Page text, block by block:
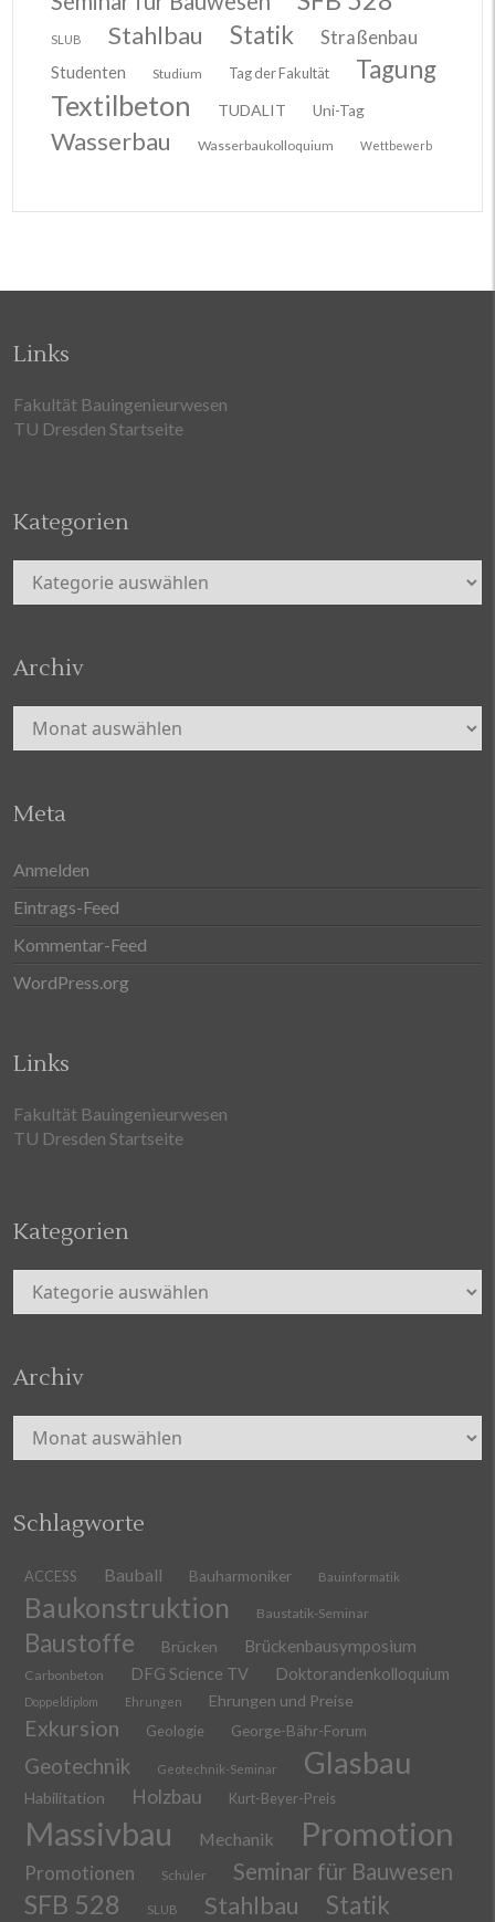
SLUB Stahlbau Statik Straßenbau
Studenten Studium Tag der Fakultät Tagung
Textilbeton TUDALIT Uni-Tag
Wasserbau Wasserbaukolloquium Wettbewerb
Links
Fakultät Bauingenieurwesen
TU Dresden Startseite
Kategorien
Kategorien
Archiv
Archiv
Meta
Anmelden
Eintrags-Feed
Kommentar-Feed
WordPress.org
Links
Fakultät Bauingenieurwesen
TU Dresden Startseite
Kategorien
Kategorien
Archiv
Archiv
Schlagworte
ACCESS Bauball Bauharmoniker Bauinformatik
Baukonstruktion Baustatik-Seminar
Baustoffe Brücken Brückenbausymposium
Carbonbeton DFG Science TV Doktorandenkolloquium
Doppeldiplom Ehrungen Ehrungen und Preise
Exkursion Geologie George-Bähr-Forum
Geotechnik Geotechnik-Seminar Glasbau
Habilitation Holzbau Kurt-Beyer-Preis
Massivbau Mechanik Promotion
Promotionen Schüler Seminar für Bauwesen
SFB 528 SLUB Stahlbau Statik